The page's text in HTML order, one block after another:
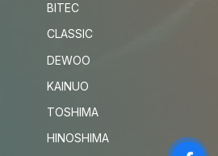
BITEC
CLASSIC
DEWOO
KAINUO
TOSHIMA
HINOSHIMA